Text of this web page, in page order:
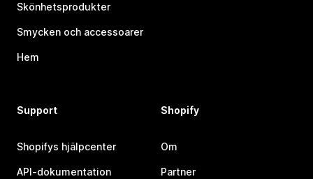
Skönhetsprodukter
Smycken och accessoarer
Hem
Support
Shopifys hjälpcenter
API-dokumentation
Shopify
Om
Partner